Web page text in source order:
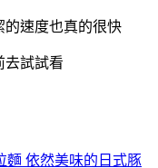
的速度也真的很快
去試試看
麵 依然美味的日式豚